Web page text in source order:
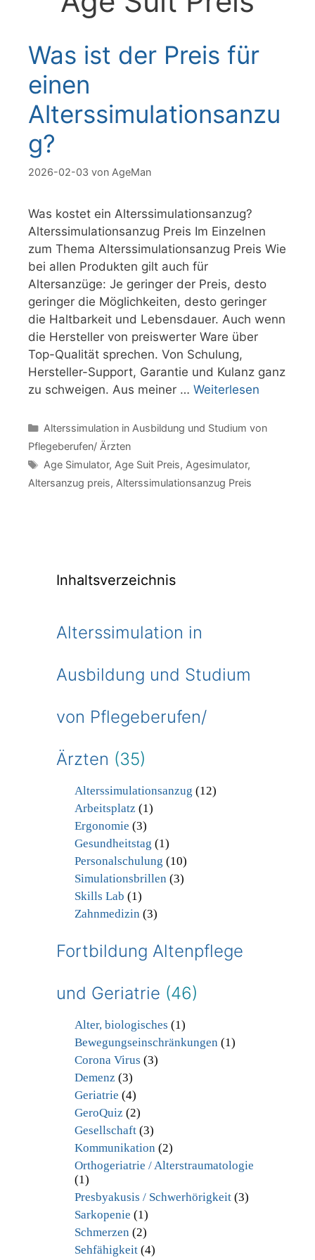
Was ist der Preis für
einen
Alterssimulationsanzu
g?
2026-02-03 von AgeMan
Was kostet ein Alterssimulationsanzug?
Alterssimulationsanzug Preis Im Einzelnen
zum Thema Alterssimulationsanzug Preis Wie
bei allen Produkten gilt auch für
Altersanzüge: Je geringer der Preis, desto
geringer die Möglichkeiten, desto geringer
die Haltbarkeit und Lebensdauer. Auch wenn
die Hersteller von preiswerter Ware über
Top-Qualität sprechen. Von Schulung,
Hersteller-Support, Garantie und Kulanz ganz
zu schweigen. Aus meiner … Weiterlesen
Kategorien
Alterssimulation in Ausbildung und Studium von
Pflegeberufen/ Ärzten
Schlagwörter
Age Simulator, Age Suit Preis, Agesimulator,
Altersanzug preis, Alterssimulationsanzug Preis
Inhaltsverzeichnis
Alterssimulation in
Ausbildung und Studium
von Pflegeberufen/
Ärzten (35)
Alterssimulationsanzug (12)
Arbeitsplatz (1)
Ergonomie (3)
Gesundheitstag (1)
Personalschulung (10)
Simulationsbrillen (3)
Skills Lab (1)
Zahnmedizin (3)
Fortbildung Altenpflege
und Geriatrie (46)
Alter, biologisches (1)
Bewegungseinschränkungen (1)
Corona Virus (3)
Demenz (3)
Geriatrie (4)
GeroQuiz (2)
Gesellschaft(3)
Kommunikation (2)
Orthogeriatrie / Alterstraumatologie
(1)
Presbyakusis / Schwerhörigkeit(3)
Sarkopenie (1)
Schmerzen (2)
Sehfähigkeit(4)